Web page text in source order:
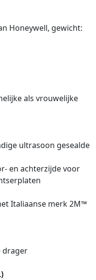
Honeywell, gewicht:
als vrouwelijke
ultrasoon gesealde
en achterzijde voor
Italiaanse merk 2M™
drager